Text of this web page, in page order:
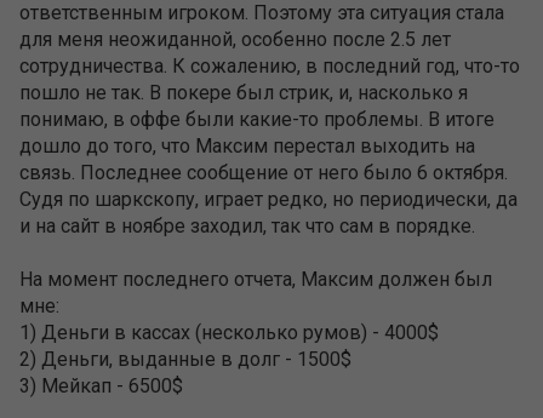
ответственным игроком. Поэтому эта ситуация стала
для меня неожиданной, особенно после 2.5 лет
сотрудничества. К сожалению, в последний год, что-то
пошло не так. В покере был стрик, и, насколько я
понимаю, в оффе были какие-то проблемы. В итоге
дошло до того, что Максим перестал выходить на
связь. Последнее сообщение от него было 6 октября.
Судя по шаркскопу, играет редко, но периодически, да
и на сайт в ноябре заходил, так что сам в порядке.
На момент последнего отчета, Максим должен был
мне:
1) Деньги в кассах (несколько румов) - 4000$
2) Деньги, выданные в долг - 1500$
3) Мейкап - 6500$